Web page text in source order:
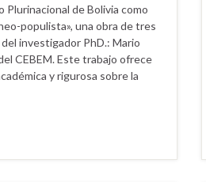
Plurinacional de Bolivia como
populista», una obra de tres
investigador PhD.: Mario
CEBEM. Este trabajo ofrece
y rigurosa sobre la